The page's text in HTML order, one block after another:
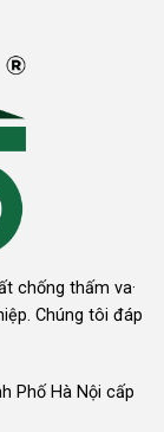
chống thấm va·
Chúng tôi đáp
Phố Hà Nội cấp